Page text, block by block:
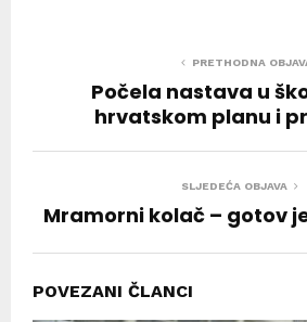
PRETHODNA
Počela nastava u
hrvatskom planu i
SLJEDEĆA OBJAVA
Mramorni kolač – gotov
POVEZANI ČLANCI